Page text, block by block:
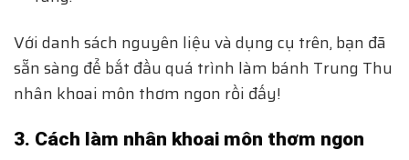
Với danh sách nguyên liệu và dụng cụ trên, bạn đã
sẵn sàng để bắt đầu quá trình làm bánh Trung Thu
nhân khoai môn thơm ngon rồi đấy!
3. Cách làm nhân khoai môn thơm ngon